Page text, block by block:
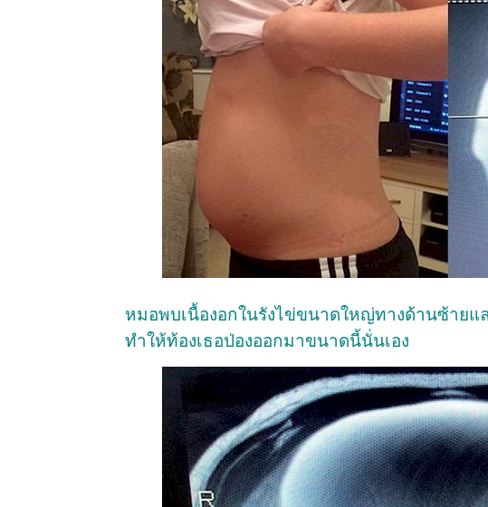
หมอพบเนื้องอกในรังไข่ขนาดใหญ่ทางด้านซ้าย
ทำให้ท้องเธอป่องออกมาขนาดนี้นั่นเอง